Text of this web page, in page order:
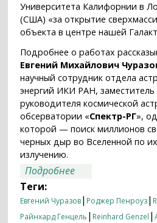
Университета Калифорнии в
(США) «за открытие
объекта в центре нашей
Подробнее о работах
Евгений Михайлович
научный сотрудник отдела
энергий ИКИ РАН, заместитель
руководителя космической
обсерватории «Спектр-РГ»,
которой — поиск миллионов
черных дыр во Вселенной по
излучению.
Подробнее
Теги:
Евгений Чуразов| Роджер Пенроуз|
Райнхард Генцель | Reinhard Genzel |